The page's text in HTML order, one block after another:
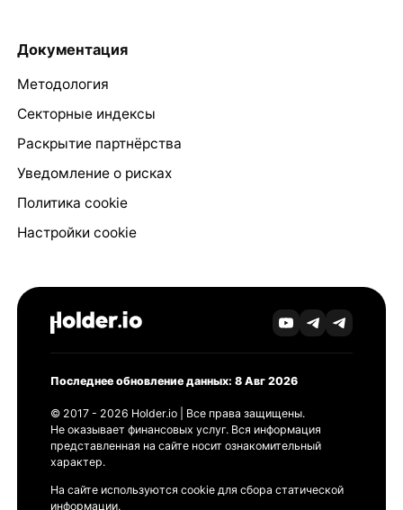
Документация
Методология
Секторные индексы
Раскрытие партнёрства
Уведомление о рисках
Политика cookie
Настройки cookie
Последнее обновление данных: 8 Авг 2026
© 2017 - 2026 Holder.io | Все права защищены.
Не оказывает финансовых услуг. Вся информация
представленная на сайте носит ознакомительный
характер.
На сайте используются cookie для сбора статической
информации.